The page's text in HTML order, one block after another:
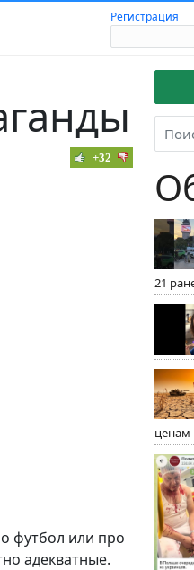
Регистрация
21
ценам
+32
футбол или про
адекватные.